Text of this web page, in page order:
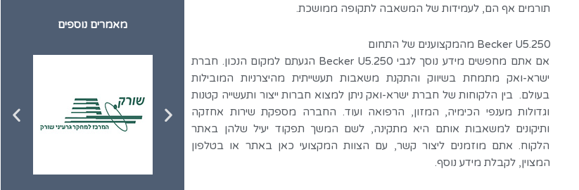
תורמים אף הם, לעמידות של המשאבה לתקופה ממושכת.
Becker U5.250 מהמקצוענים של התחום
אם אתם מחפשים מידע נוסך לגבי Becker U5.250 הגעתם למקום הנכון. חברת
ישרא-ואק מתמחת בשיווק והתקנת משאבות תעשייתית מהיצרניות המובילות
בעולם. בין הלקוחות של חברת ישרא-ואק ניתן למצוא חברות ייצור ותעשייה קטנות
וגדולות מענפי הכימיה, המזון, הרפואה ועוד. החברה מספקת שירות אחזקה
ותיקונים למשאבות אותם היא מתקינה, לשם המשך תפקוד יעיל שלהן באתר
הלקוח. אתם מוזמנים ליצור קשר, עם הצוות המקצועי כאן באתר או בטלפון
המצוין, לקבלת מידע נוסף.
מאמרים נוספים